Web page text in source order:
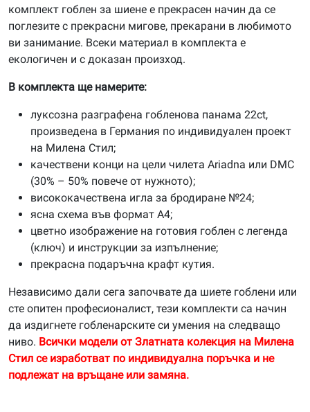
комплект гоблен за шиене е прекрасен начин да се
поглезите с прекрасни мигове, прекарани в любимото
ви занимание. Всеки материал в комплекта е
екологичен и с доказан произход.
В комплекта ще намерите:
луксозна разграфена гобленова панама 22ct,
произведена в Германия по индивидуален проект
на Милена Стил;
качествени конци на цели чилета Ariadna или DMC
(30% – 50% повече от нужното);
висококачествена игла за бродиране №24;
ясна схема във формат А4;
цветно изображение на готовия гоблен с легенда
(ключ) и инструкции за изпълнение;
прекрасна подаръчна крафт кутия.
Независимо дали сега започвате да шиете гоблени или
сте опитен професионалист, тези комплекти са начин
да издигнете гобленарските си умения на следващо
ниво. Всички модели от Златната колекция на Милена
Стил се изработват по индивидуална поръчка и не
подлежат на връщане или замяна.